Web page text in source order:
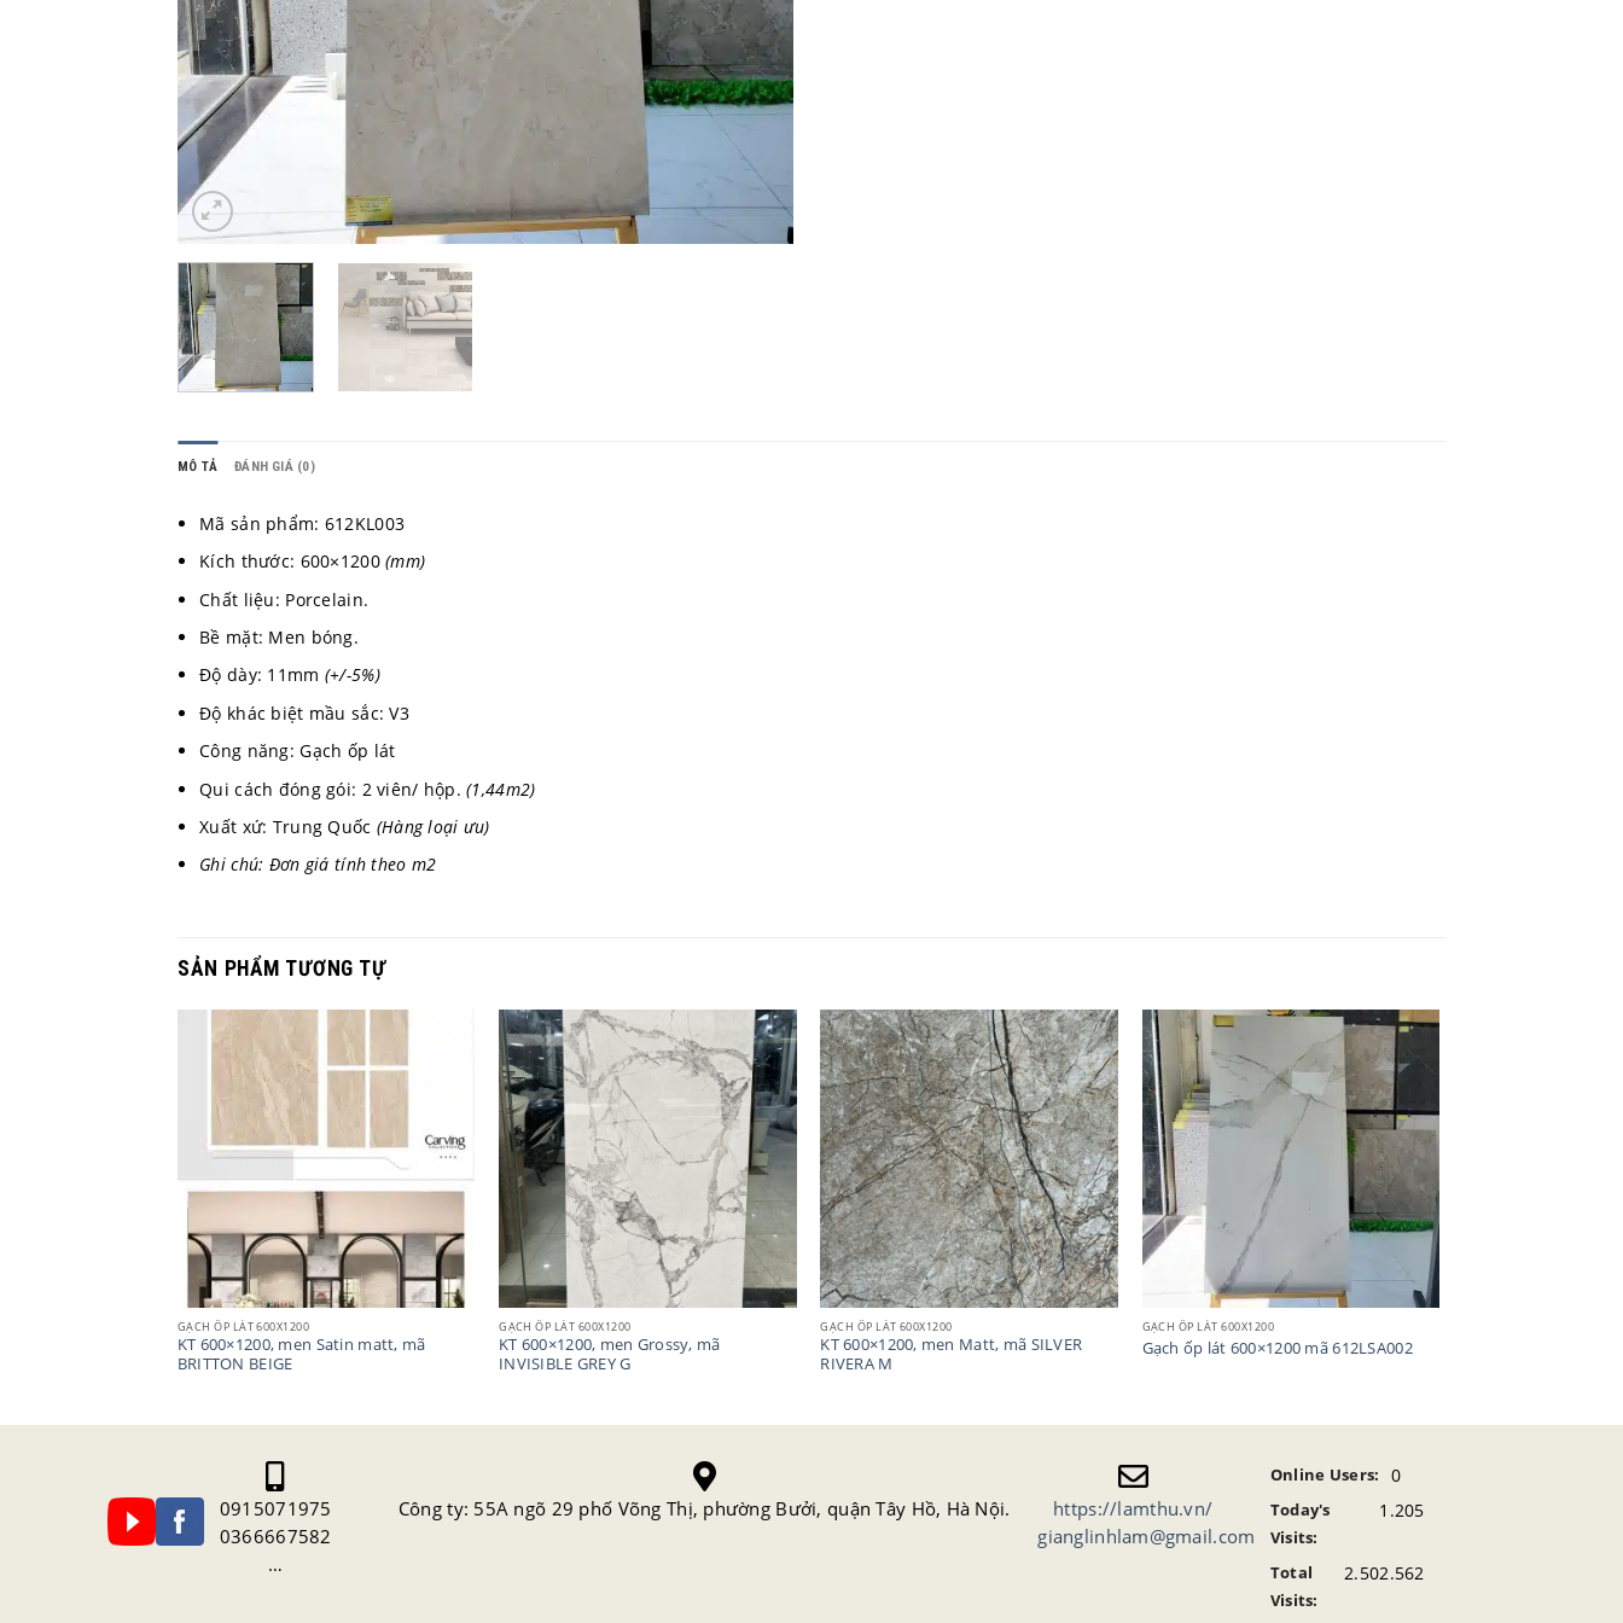
MÔ TẢ ĐÁNH GIÁ (0)
Mã sản phẩm: 612KL003
Kích thước: 600×1200(mm)
Chất liệu: Porcelain.
Bề mặt: Men bóng.
Độ dày: 11mm (+/-5%)
Độ khác biệt mầu sắc: V3
Công năng: Gạch ốp lát
Qui cách đóng gói: 2 viên/ hộp.(1,44m2)
Xuất xứ: Trung Quốc (Hàng loại ưu)
Ghi chú: Đơn giá tính theo m2
SẢN PHẨM TƯƠNG TỰ
GẠCH ỐP LÁT 600X1200
KT 600×1200, men Satin matt, mã
BRITTON BEIGE
GẠCH ỐP LÁT 600X1200
KT 600×1200, men Grossy, mã
INVISIBLE GREY G
GẠCH ỐP LÁT 600X1200
KT 600×1200, men Matt, mã SILVER
RIVERA M
GẠCH ỐP LÁT 600X1200
Gạch ốp lát 600×1200 mã 612LSA002
0915071975
0366667582
…
Công ty: 55A ngõ 29 phố Võng Thị, phường Bưởi, quận Tây Hồ, Hà Nội.
https://lamthu.vn/
gianglinhlam@gmail.com
Online Users: 0
Today's
Visits:
1.205
Total
Visits:
2.502.562